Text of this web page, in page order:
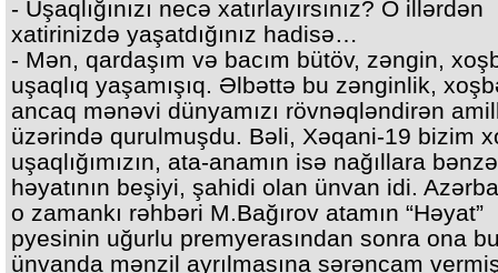
- Uşaqlığınızı necə xatırlayırsınız? O illərdən
xatirinizdə yaşatdığınız hadisə…
- Mən, qardaşım və bacım bütöv, zəngin,
uşaqlıq yaşamışıq. Əlbəttə bu zənginlik,
ancaq mənəvi dünyamızı rövnəqləndirən
üzərində qurulmuşdu. Bəli, Xəqani-19 bizim
uşaqlığımızın, ata-anamın isə nağıllara
həyatının beşiyi, şahidi olan ünvan idi.
o zamankı rəhbəri M.Bağırov atamın “Həyat”
pyesinin uğurlu premyerasından sonra ona
ünvanda mənzil ayrılmasına sərəncam